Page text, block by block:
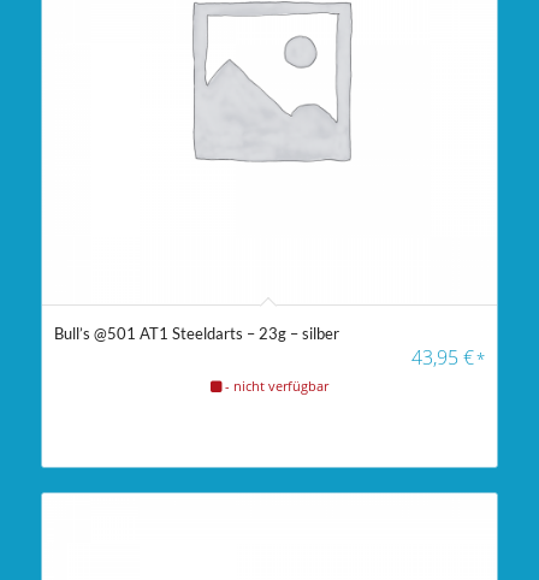
Bull’s @501 AT1 Steeldarts – 23g – silber
43,95€*
- nicht verfügbar